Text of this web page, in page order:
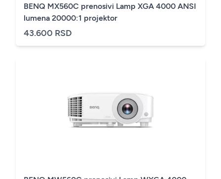
BENQ MX560C prenosivi Lamp XGA 4000 ANSI
lumena 20000:1 projektor
43.600 RSD